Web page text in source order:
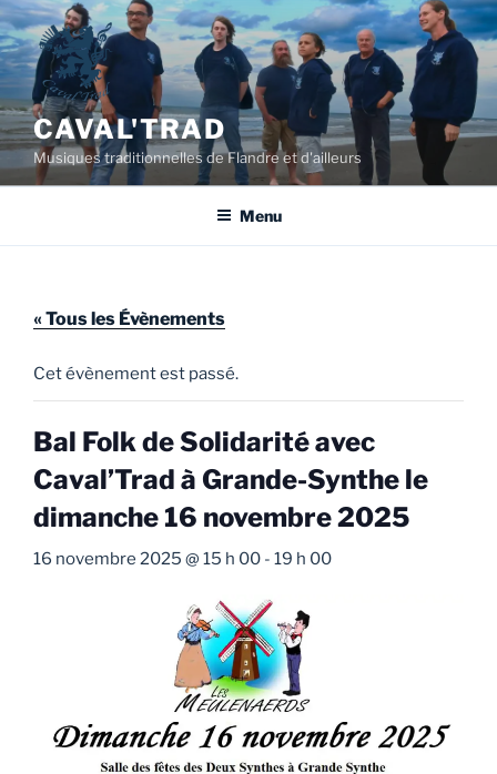
Aller
au
contenu
principal
CAVAL'TRAD
Musiques traditionnelles de Flandre et d'ailleurs
Menu
« Tous les Évènements
Cet évènement est passé.
Bal Folk de Solidarité avec
Caval’Trad à Grande-Synthe le
dimanche 16 novembre 2025
16 novembre 2025 @ 15 h 00 - 19 h 00